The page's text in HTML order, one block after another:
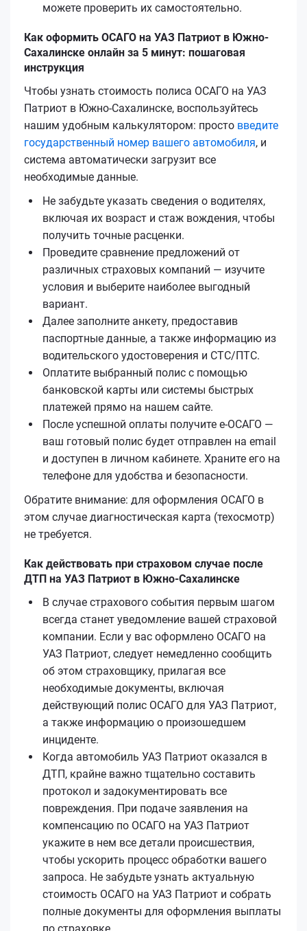
можете проверить их самостоятельно.
Как оформить ОСАГО на УАЗ Патриот в Южно-
Сахалинске онлайн за 5 минут: пошаговая
инструкция
Чтобы узнать стоимость полиса ОСАГО на УАЗ
Патриот в Южно-Сахалинске, воспользуйтесь
нашим удобным калькулятором: просто введите
государственный номер вашего автомобиля, и
система автоматически загрузит все
необходимые данные.
Не забудьте указать сведения о водителях,
включая их возраст и стаж вождения, чтобы
получить точные расценки.
Проведите сравнение предложений от
различных страховых компаний — изучите
условия и выберите наиболее выгодный
вариант.
Далее заполните анкету, предоставив
паспортные данные, а также информацию из
водительского удостоверения и СТС/ПТС.
Оплатите выбранный полис с помощью
банковской карты или системы быстрых
платежей прямо на нашем сайте.
После успешной оплаты получите е‑ОСАГО —
ваш готовый полис будет отправлен на email
и доступен в личном кабинете. Храните его на
телефоне для удобства и безопасности.
Обратите внимание: для оформления ОСАГО в
этом случае диагностическая карта (техосмотр)
не требуется.
Как действовать при страховом случае после
ДТП на УАЗ Патриот в Южно-Сахалинске
В случае страхового события первым шагом
всегда станет уведомление вашей страховой
компании. Если у вас оформлено ОСАГО на
УАЗ Патриот, следует немедленно сообщить
об этом страховщику, прилагая все
необходимые документы, включая
действующий полис ОСАГО для УАЗ Патриот,
а также информацию о произошедшем
инциденте.
Когда автомобиль УАЗ Патриот оказался в
ДТП, крайне важно тщательно составить
протокол и задокументировать все
повреждения. При подаче заявления на
компенсацию по ОСАГО на УАЗ Патриот
укажите в нем все детали происшествия,
чтобы ускорить процесс обработки вашего
запроса. Не забудьте узнать актуальную
стоимость ОСАГО на УАЗ Патриот и собрать
полные документы для оформления выплаты